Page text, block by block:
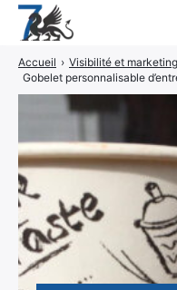
Accueil › Visibilité et marketing
Gobelet personnalisable
Guides
Interviews